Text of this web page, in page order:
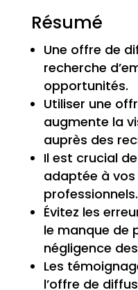
Résumé
Une offre de
recherche
opportunités.
Utiliser une
augmente la
auprès des
Il est crucial
adaptée à
professionnels.
Évitez les
le manque de
négligence
Les
l’offre de